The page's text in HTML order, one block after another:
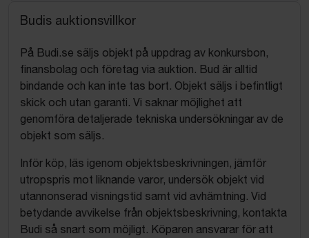
Budis auktionsvillkor
På Budi.se säljs objekt på uppdrag av konkursbon,
finansbolag och företag via auktion. Bud är alltid
bindande och kan inte tas bort. Objekt säljs i befintligt
skick och utan garanti. Vi saknar möjlighet att
genomföra detaljerade tekniska undersökningar av de
objekt som säljs.
Inför köp, läs igenom objektsbeskrivningen, jämför
utropspris mot liknande varor, undersök objekt vid
utannonserad visningstid samt vid avhämtning. Vid
betydande avvikelse från objektsbeskrivning, kontakta
Budi så snart som möjligt. Köparen ansvarar för att